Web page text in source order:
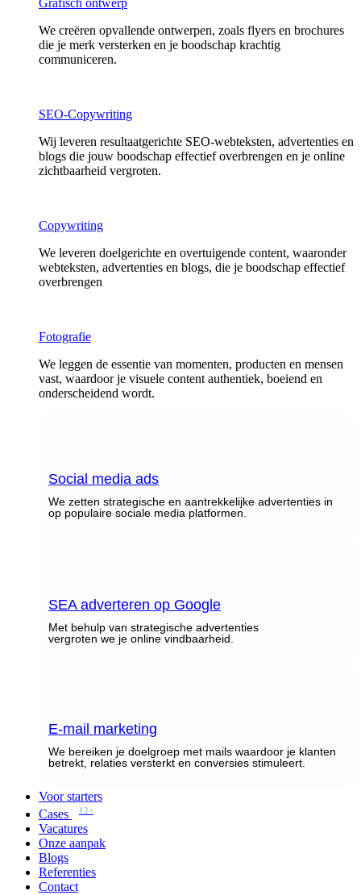
Grafisch ontwerp
We creëren opvallende ontwerpen, zoals flyers en brochures
die je merk versterken en je boodschap krachtig
communiceren.
SEO-Copywriting
Wij leveren resultaatgerichte SEO-webteksten, advertenties en
blogs die jouw boodschap effectief overbrengen en je online
zichtbaarheid vergroten.
Copywriting
We leveren doelgerichte en overtuigende content, waaronder
webteksten, advertenties en blogs, die je boodschap effectief
overbrengen
Fotografie
We leggen de essentie van momenten, producten en mensen
vast, waardoor je visuele content authentiek, boeiend en
onderscheidend wordt.
Social media ads
We zetten strategische en aantrekkelijke advertenties in
op populaire sociale media platformen.
SEA adverteren op Google
Met behulp van strategische advertenties
vergroten we je online vindbaarheid.
E-mail marketing
We bereiken je doelgroep met mails waardoor je klanten
betrekt, relaties versterkt en conversies stimuleert.
Voor starters
Cases
12+
Vacatures
Onze aanpak
Blogs
Referenties
Contact